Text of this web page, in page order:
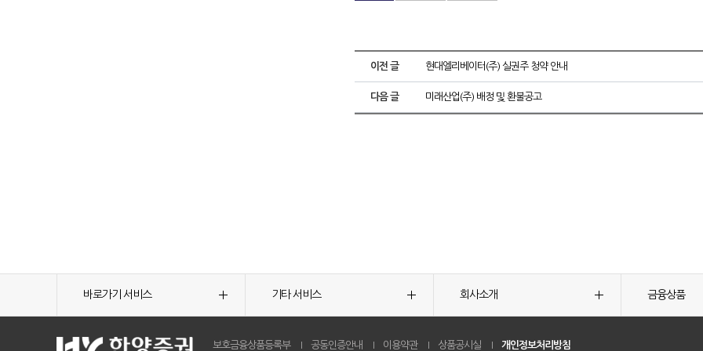
이전 글 현대엘리베이터(주) 실권주 청약 안내
다음 글 미래산업(주) 배정 및 환불공고
바로가기 서비스 기타 서비스 회사소개 금융상품
보호금융상품등록부 공동인증안내 이용약관 상품공시실 개인정보처리방침